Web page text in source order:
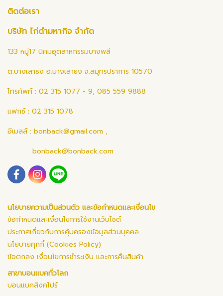
ติดต่อเรา
บริษัท ไก่ดำมหากิจ จำกัด
133 หมู่17 นิคมอุตสาหกรรมบางพลี
ต.บางเสาธง อ.บางเสาธง จ.สมุทรปราการ 10570
โทรศัพท์ : 02 315 1077 - 9, 085 559 9888
แฟกซ์ : 02 315 1078
อีเมลล์ : bonback@gmail.com ,
bonback@bonback.com
นโยบายความเป็นส่วนตัว และข้อกำหนดและเงื่อนไข
ข้อกำหนดและเงื่อนไขการใช้งานเว็บไซต์
ประกาศเกี่ยวกับการคุ้มครองข้อมูลส่วนบุคคล
นโยบายคุกกี้ (Cookies Policy)
ข้อตกลง เงื่อนไขการชำระเงิน และการคืนสินค้า
สาขาบอนแบคทั่วโลก
บอนแบคสิงคโปร์